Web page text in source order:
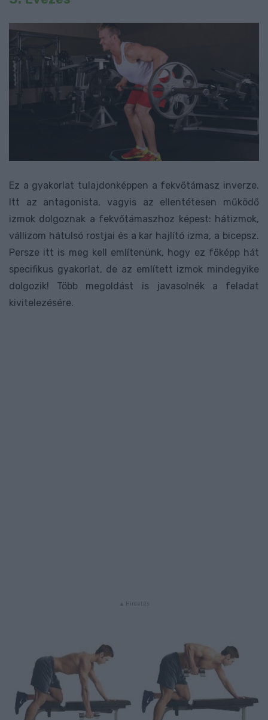
Ez a gyakorlat tulajdonképpen a fekvőtámasz inverze.
Itt az antagonista, vagyis az ellentétesen működő
izmok dolgoznak a fekvőtámaszhoz képest: hátizmok,
vállizom hátulsó rostjai és a kar hajlító izma, a bicepsz.
Persze itt is meg kell említenünk, hogy ez főképp hát
specifikus gyakorlat, de az említett izmok mindegyike
dolgozik! Több megoldást is javasolnék a feladat
kivitelezésére.